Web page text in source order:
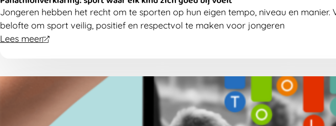
Jongeren hebben het recht om te sporten op hun eigen tempo, niveau en
belofte om sport veilig, positief en respectvol te maken voor jongeren
Lees meer